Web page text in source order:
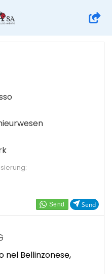
Send
nel Bellinzonese,